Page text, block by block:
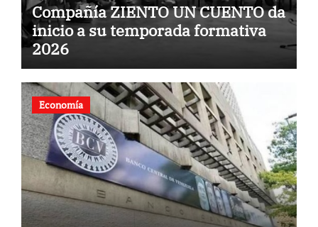
Compañía ZIENTO UN CUENTO da
inicio a su temporada formativa
2026
Economía